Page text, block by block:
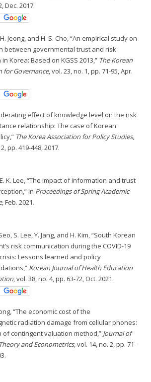
Dec. 2017.
Jeong, and H. S. Cho, “An empirical study on
between governmental trust and risk
Korea: Based on KGSS 2013,” The Korean
for Governance, vol. 23, no. 1, pp. 71-95, Apr.
effect of knowledge level on the risk
relationship: The case of Korean
The Korea Association for Policy Studies,
pp. 419-448, 2017.
K. Lee, “The impact of information and trust
in Proceedings of Spring Academic
, Feb. 2021.
S. Lee, Y. Jang, and H. Kim, “South Korean
risk communication during the COVID-19
Lessons learned and policy
Korean Journal of Health Education
, vol. 38, no. 4, pp. 63-72, Oct. 2021.
“The economic cost of the
radiation damage from cellular phones:
of contingent valuation method,” Journal of
and Econometrics, vol. 14, no. 2, pp. 71-